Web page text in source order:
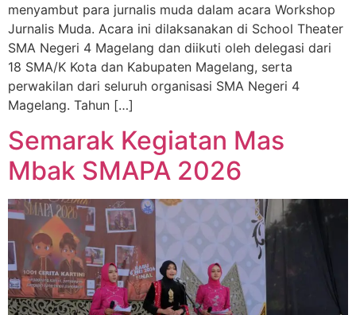
menyambut para jurnalis muda dalam acara Workshop
Jurnalis Muda. Acara ini dilaksanakan di School Theater
SMA Negeri 4 Magelang dan diikuti oleh delegasi dari
18 SMA/K Kota dan Kabupaten Magelang, serta
perwakilan dari seluruh organisasi SMA Negeri 4
Magelang. Tahun […]
Semarak Kegiatan Mas
Mbak SMAPA 2026